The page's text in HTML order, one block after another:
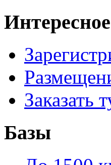
Интересное
Заказать
Базы